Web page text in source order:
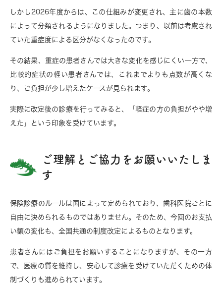
しかし2026年度からは、この仕組みが変更され、主に歯の本数
によって分類されるようになりました。つまり、以前は考慮され
ていた重症度による区分がなくなったのです。
その結果、重症の患者さんでは大きな変化を感じにくい一方で、
比較的症状の軽い患者さんでは、これまでよりも点数が高くな
り、ご負担が少し増えたケースが見られます。
実際に改定後の診療を行ってみると、「軽症の方の負担がやや増
えた」という印象を受けています。
ご理解とご協力をお願いいたしま
す
保険診療のルールは国によって定められており、歯科医院ごとに
自由に決められるものではありません。そのため、今回のお支払
い額の変化も、全国共通の制度改定によるものとなります。
患者さんにはご負担をお願いすることになりますが、その一方
で、医療の質を維持し、安心して診療を受けていただくための体
制づくりも進められています。